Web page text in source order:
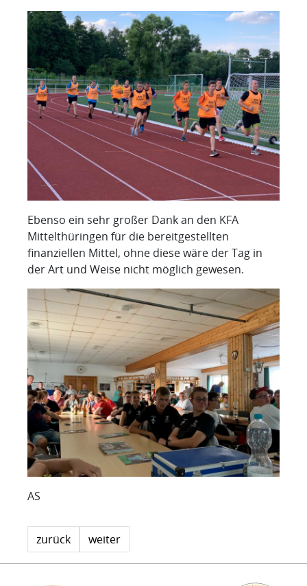
Ebenso ein sehr großer Dank an den KFA
Mittelthüringen für die bereitgestellten
finanziellen Mittel, ohne diese wäre der Tag in
der Art und Weise nicht möglich gewesen.
AS
zurück weiter